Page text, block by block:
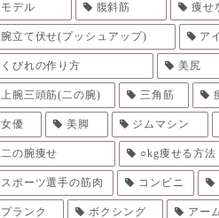
モデル 腹斜筋 痩せ
腕立て伏せ(プッシュアップ) ア
くびれの作り方 美尻
上腕三頭筋(二の腕) 三角筋
女優 美脚 ジムマシン
二の腕痩せ ○kg痩せる方法
スポーツ選手の筋肉 コンビニ
プランク ボクシング アー